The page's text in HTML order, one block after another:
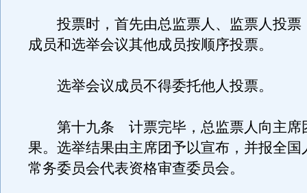
投票时，首先由总监票人、监票人投票
成员和选举会议其他成员按顺序投票。
选举会议成员不得委托他人投票。
第十九条 计票完毕，总监票人向主席
果。选举结果由主席团予以宣布，并报全国
常务委员会代表资格审查委员会。